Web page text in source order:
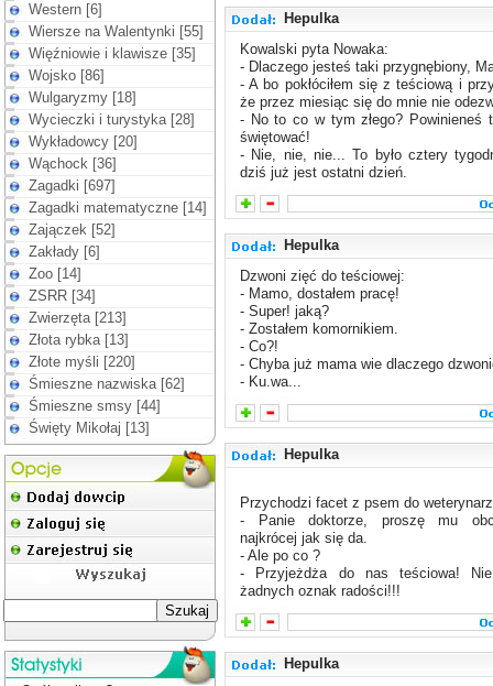
Western [6]
Wiersze na Walentynki [55]
Więźniowie i klawisze [35]
Wojsko [86]
Wulgaryzmy [18]
Wycieczki i turystyka [28]
Wykładowcy [20]
Wąchock [36]
Zagadki [697]
Zagadki matematyczne [14]
Zajączek [52]
Zakłady [6]
Zoo [14]
ZSRR [34]
Zwierzęta [213]
Złota rybka [13]
Złote myśli [220]
Śmieszne nazwiska [62]
Śmieszne smsy [44]
Święty Mikołaj [13]
Hepulka
Kowalski pyta Nowaka:
- Dlaczego jesteś taki przygnębiony,
- A bo pokłóciłem się z teściową i
że przez miesiąc się do mnie nie
- No to co w tym złego? Powinieneś
świętować!
- Nie, nie, nie... To było cztery
dziś już jest ostatni dzień.
Hepulka
Dzwoni zięć do teściowej:
- Mamo, dostałem pracę!
- Super! jaką?
- Zostałem komornikiem.
- Co?!
- Chyba już mama wie dlaczego
- Ku.wa...
Hepulka
Przychodzi facet z psem do
- Panie doktorze, proszę mu
najkrócej jak się da.
- Ale po co ?
- Przyjeżdża do nas teściowa!
żadnych oznak radości!!!
Hepulka